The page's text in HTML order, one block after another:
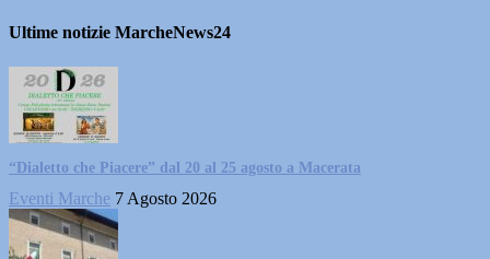
Ultime notizie MarcheNews24
“Dialetto che Piacere” dal 20 al 25 agosto a Macerata
Eventi Marche 7 Agosto 2026